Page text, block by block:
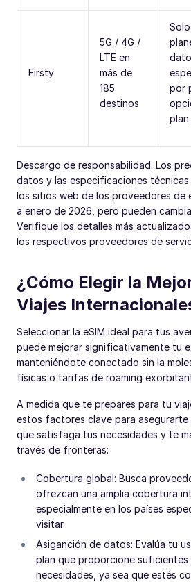
Firsty
5G / 4G /
LTE en
más de
185
destinos
por
Descargo de responsabilidad: Los
datos y las especificaciones
los sitios web de los proveedores de
a enero de 2026, pero pueden
Verifique los detalles más
los respectivos proveedores de
¿Cómo Elegir la
Viajes
Seleccionar la eSIM ideal para tus
puede mejorar significativamente tu
manteniéndote conectado sin la
físicas o tarifas de roaming
A medida que te prepares para tu
estos factores clave para asegurarte
que satisfaga tus necesidades y te
través de fronteras:
Cobertura global: Busca
ofrezcan una amplia cobertura
especialmente en los países
visitar.
Asiganción de datos: Evalúa tu
plan que proporcione
necesidades, ya sea que estés